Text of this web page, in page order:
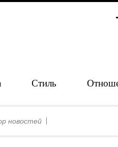
Стиль
новостей